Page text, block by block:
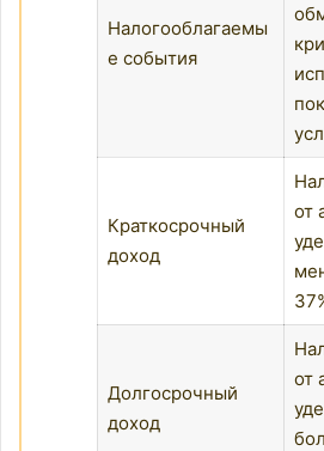
Налогооблагаемы
е события
Краткосрочный
доход
от
Долгосрочный
доход
от